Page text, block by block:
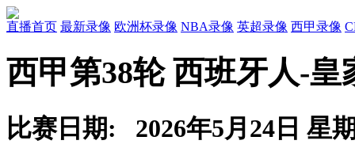
直播首页 最新录像 欧洲杯录像 NBA录像 英超录像 西甲录像
西甲第38轮 西班牙人-
比赛日期: 2026年5月24日 星